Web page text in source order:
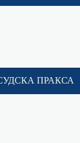
ПРАКСА